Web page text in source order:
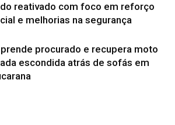
reativado com foco em reforço
e melhorias na segurança
procurado e recupera moto
escondida atrás de sofás em